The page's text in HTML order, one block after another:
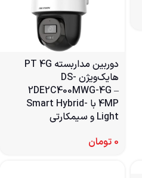
دوربین مداربسته PT 4G
هایک‌ویژن DS-
2DE2C400MWG-4G –
4MP با Smart Hybrid-
Light و سیمکارتی
0 تومان